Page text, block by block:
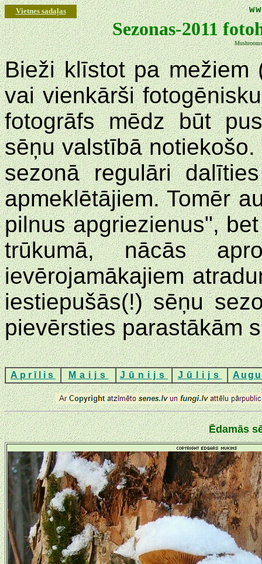
Vietnes sadaļas
Sezonas-2011
Bieži klīstot pa
vai vienkārši
fotogrāfs mēdz būt
sēņu valstībā
sezonā regulāri
apmeklētājiem. Tomēr
pilnus apgriezienus",
trūkumā, nācās
ievērojamākajiem
iestiepušās(!) sēņu
pievērsties parastākām
Aprīlis Maijs Jūnijs Jūlijs
Ēdamās